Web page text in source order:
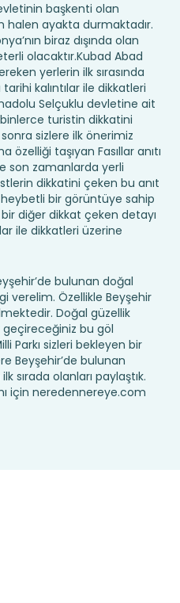
başkenti olan
halen ayakta durmaktadır.
biraz dışında olan
olacaktır.Kubad Abad
yerlerin ilk sırasında
kalıntılar ile dikkatleri
Selçuklu devletine ait
turistin dikkatini
sizlere ilk önerimiz
özelliği taşıyan Fasıllar anıtı
son zamanlarda yerli
dikkatini çeken bu anıt
bir görüntüye sahip
diğer dikkat çeken detayı
ile dikkatleri üzerine
bulunan doğal
verelim. Özellikle Beyşehir
Doğal güzellik
bu göl
Parkı sizleri bekleyen bir
Beyşehir’de bulunan
sırada olanları paylaştık.
için neredennereye.com